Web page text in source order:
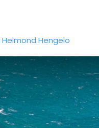
Helmond Hengelo